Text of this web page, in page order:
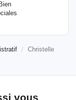
Christelle
vous